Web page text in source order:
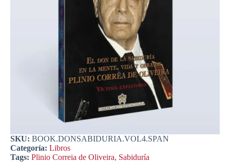
SKU: BOOK.DONSABIDURIA.VOL4.SPAN
Categoría: Libros
Tags: Plinio Correia de Oliveira, Sabiduría